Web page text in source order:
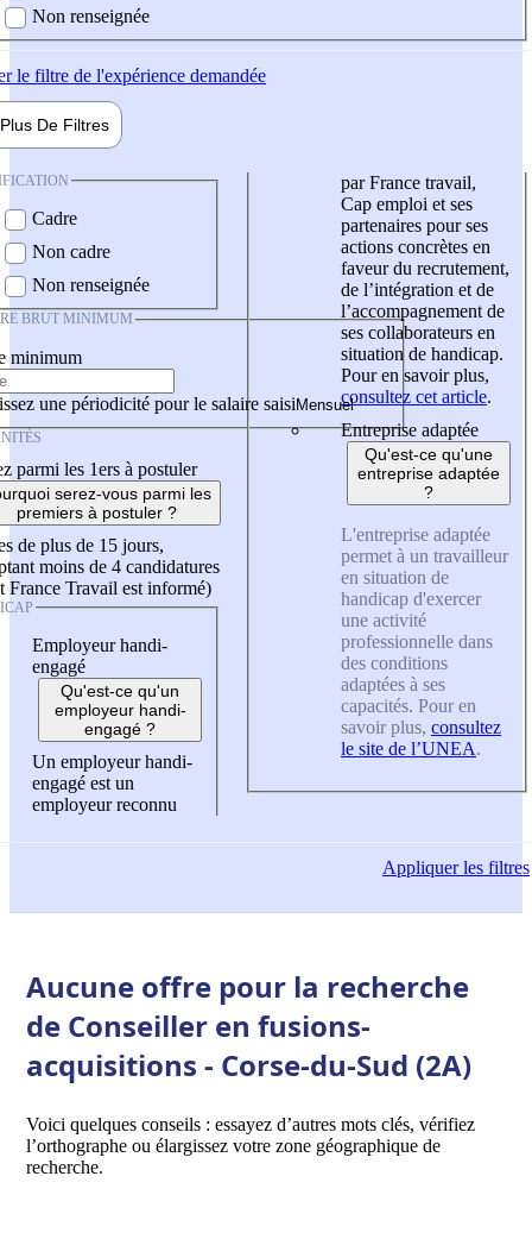
Non renseignée
le filtre de l'expérience demandée
Plus De Filtres
Cadre
Non cadre
Non renseignée
BRUT MINIMUM
minimum
une périodicité pour le salaire saisi
parmi les 1ers à postuler
serez-vous parmi les
premiers à postuler ?
de plus de 15 jours,
moins de 4 candidatures
France Travail est informé)
Employeur handi-
engagé
Qu'est-ce qu'un
employeur handi-
engagé ?
Un employeur handi-
engagé est un
employeur reconnu
par France travail,
Cap emploi et ses
partenaires pour ses
actions concrètes en
faveur du recrutement,
de l’intégration et de
l’accompagnement de
ses collaborateurs en
situation de handicap.
Pour en savoir plus,
consultez cet article.
Entreprise adaptée
Qu'est-ce qu'une
entreprise adaptée
?
L'entreprise adaptée
permet à un travailleur
en situation de
handicap d'exercer
une activité
professionnelle dans
des conditions
adaptées à ses
capacités. Pour en
savoir plus, consultez
le site de l’UNEA.
Appliquerles filtres
Aucune offre pour la recherche
de Conseiller en fusions-
acquisitions - Corse-du-Sud (2A)
Voici quelques conseils : essayez d’autres mots clés, vérifiez
l’orthographe ou élargissez votre zone géographique de
recherche.